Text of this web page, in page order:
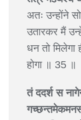
अतः उन्होंने
उतारकर मैं
धन तो मिलेगा
होगा ॥ 35 ॥
तं ददर्श स
गच्छन्तमेकमनसं